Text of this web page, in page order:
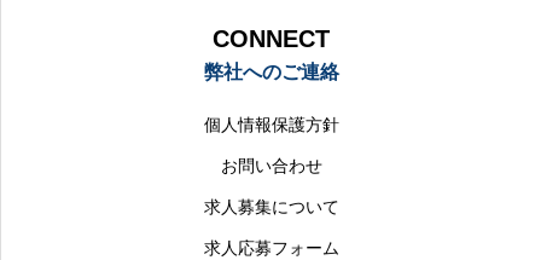
CONNECT
弊社へのご連絡
個人情報保護方針
お問い合わせ
求人募集について
求人応募フォーム